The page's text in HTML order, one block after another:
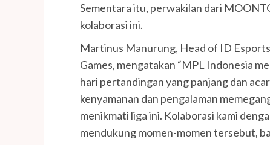
Sementara itu, perwakilan dari
kolaborasi ini.
Martinus Manurung, Head of ID
Games, mengatakan “MPL Indonesia
hari pertandingan yang panjang dan
kenyamanan dan pengalaman
menikmati liga ini. Kolaborasi kami
mendukung momen-momen tersebut,